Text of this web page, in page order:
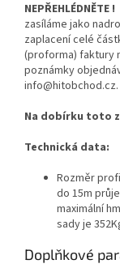
NEPŘEHLÉDNĚTE !
zasíláme jako
zaplacení celé
(proforma) faktury
poznámky
info@hitobchod.cz.
Na dobírku toto
Technická data:
Rozměr
do 15m
maximální
sady je
Doplňkové